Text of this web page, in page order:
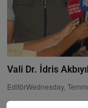
Vali Dr. İdris
EditörWednesday,